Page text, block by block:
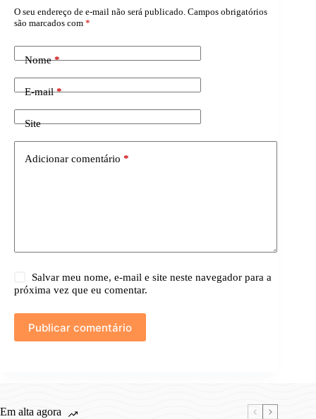
O seu endereço de e-mail não será publicado. Campos obrigatórios
são marcados com *
Nome*
E-mail*
Site
Adicionar comentário *
Salvar meu nome, e-mail e site neste navegador para a
próxima vez que eu comentar.
Publicar comentário
Em alta agora